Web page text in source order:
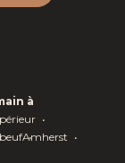
à
Amherst